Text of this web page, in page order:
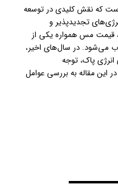
که نقش کلیدی در توسعه
تجدیدپذیر و
قیمت مس همواره یکی از
می‌شود. در سال‌های اخیر،
پاک، توجه
این مقاله به بررسی عوامل